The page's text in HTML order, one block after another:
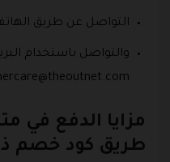
التواصل عن طريق الهاتف +971
والتواصل باستخدام
مزايا الدفع في
طريق كود خصم